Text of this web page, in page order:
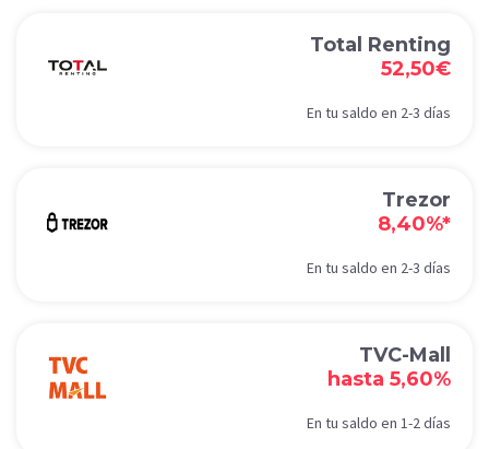
Total Renting
52,50€
En tu saldo en 2-3 días
Trezor
8,40%*
En tu saldo en 2-3 días
TVC-Mall
hasta 5,60%
En tu saldo en 1-2 días